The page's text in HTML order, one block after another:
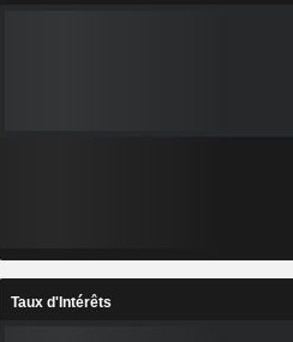
Taux d'Intérêts